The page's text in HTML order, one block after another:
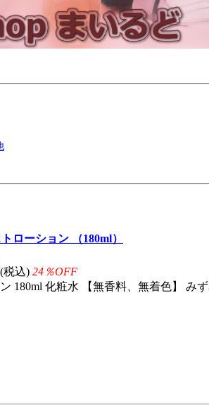
ローション （180ml）
(税込) 24％OFF
180ml 化粧水 【無香料、無着色】 み